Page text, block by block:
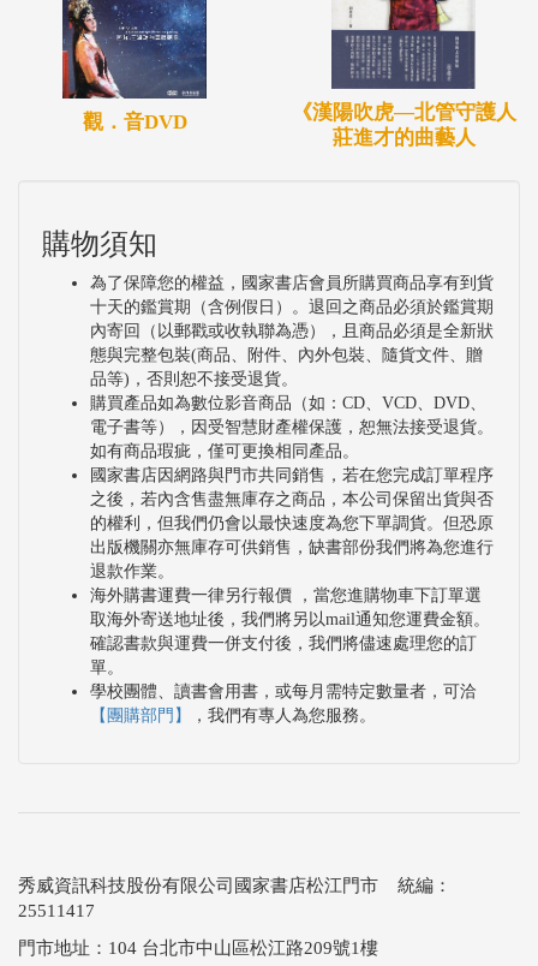
觀．音DVD
《漢陽吹虎—北管守護人
莊進才的曲藝人
購物須知
為了保障您的權益，國家書店會員所購買商品享有到貨
十天的鑑賞期（含例假日）。退回之商品必須於鑑賞期
內寄回（以郵戳或收執聯為憑），且商品必須是全新狀
態與完整包裝(商品、附件、內外包裝、隨貨文件、贈
品等)，否則恕不接受退貨。
購買產品如為數位影音商品（如：CD、VCD、DVD、
電子書等），因受智慧財產權保護，恕無法接受退貨。
如有商品瑕疵，僅可更換相同產品。
國家書店因網路與門市共同銷售，若在您完成訂單程序
之後，若內含售盡無庫存之商品，本公司保留出貨與否
的權利，但我們仍會以最快速度為您下單調貨。但恐原
出版機關亦無庫存可供銷售，缺書部份我們將為您進行
退款作業。
海外購書運費一律另行報價 ，當您進購物車下訂單選
取海外寄送地址後，我們將另以mail通知您運費金額。
確認書款與運費一併支付後，我們將儘速處理您的訂
單。
學校團體、讀書會用書，或每月需特定數量者，可洽
【團購部門】
，我們有專人為您服務。
秀威資訊科技股份有限公司國家書店松江門市 統編：
25511417
門市地址：104 台北市中山區松江路209號1樓